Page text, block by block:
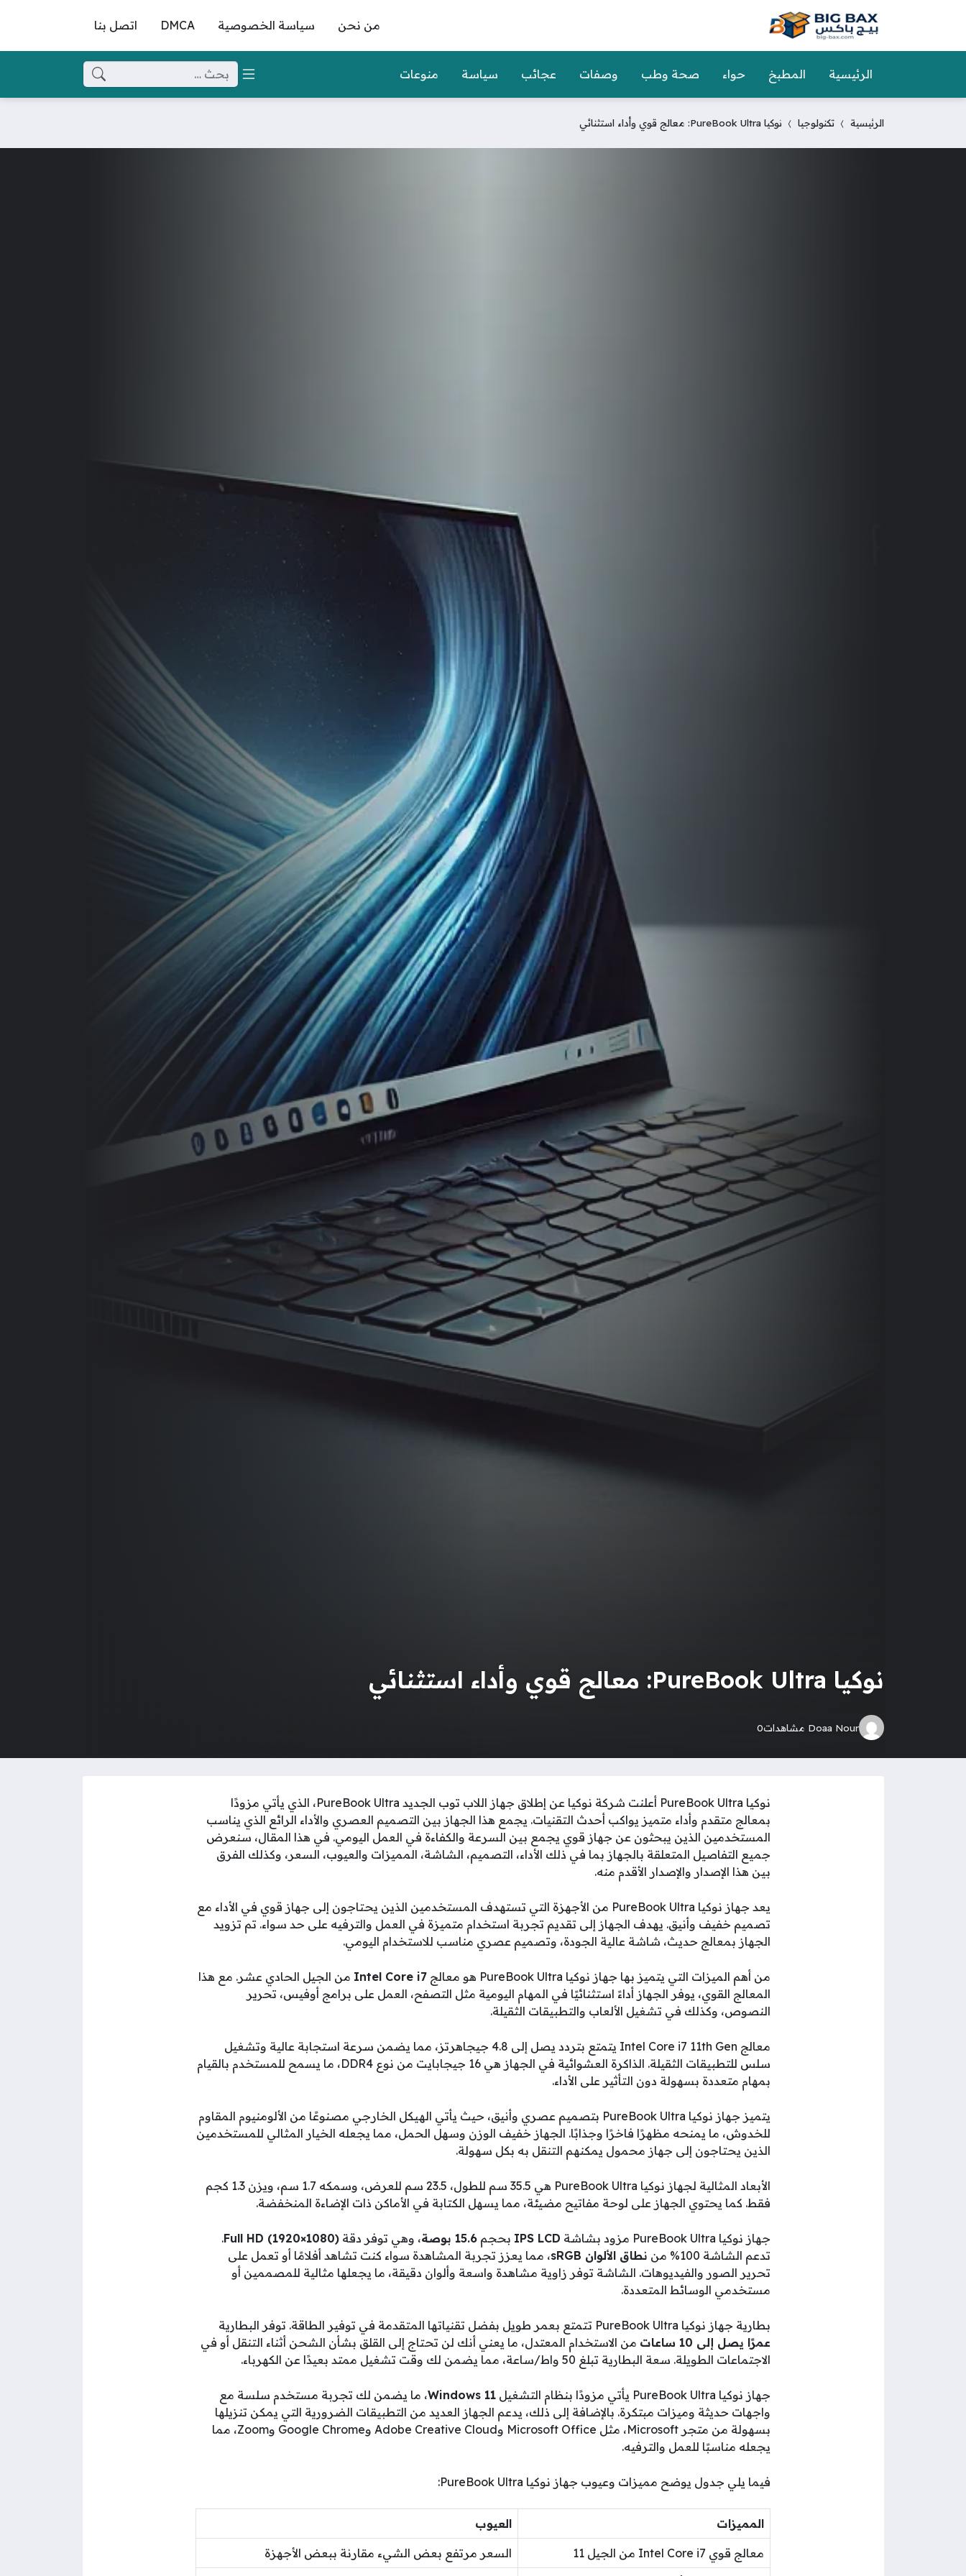
من نحن سياسة الخصوصية DMCA اتصل بنا
الرئيسية المطبخ حواء صحة وطب وصفات عجائب سياسة منوعات البحث عن:
الرئيسية تكنولوجيا نوكيا PureBook Ultra: معالج قوي وأداء استثنائي
نوكيا PureBook Ultra: معالج قوي وأداء استثنائي
Doaa Nour مشاهدات0
نوكيا PureBook Ultra أعلنت شركة نوكيا عن إطلاق جهاز اللاب توب الجديد PureBook Ultra، الذي يأتي مزودًا
بمعالج متقدم وأداء متميز يواكب أحدث التقنيات. يجمع هذا الجهاز بين التصميم العصري والأداء الرائع الذي يناسب
المستخدمين الذين يبحثون عن جهاز قوي يجمع بين السرعة والكفاءة في العمل اليومي. في هذا المقال، سنعرض
جميع التفاصيل المتعلقة بالجهاز بما في ذلك الأداء، التصميم، الشاشة، المميزات والعيوب، السعر، وكذلك الفرق
بين هذا الإصدار والإصدار الأقدم منه.
يعد جهاز نوكيا PureBook Ultra من الأجهزة التي تستهدف المستخدمين الذين يحتاجون إلى جهاز قوي في الأداء مع
تصميم خفيف وأنيق. يهدف الجهاز إلى تقديم تجربة استخدام متميزة في العمل والترفيه على حد سواء. تم تزويد
الجهاز بمعالج حديث، شاشة عالية الجودة، وتصميم عصري مناسب للاستخدام اليومي.
من أهم الميزات التي يتميز بها جهاز نوكيا PureBook Ultra هو معالج Intel Core i7 من الجيل الحادي عشر. مع هذا
المعالج القوي، يوفر الجهاز أداءً استثنائيًا في المهام اليومية مثل التصفح، العمل على برامج أوفيس، تحرير
النصوص، وكذلك في تشغيل الألعاب والتطبيقات الثقيلة.
معالج Intel Core i7 11th Gen يتمتع بتردد يصل إلى 4.8 جيجاهرتز، مما يضمن سرعة استجابة عالية وتشغيل
سلس للتطبيقات الثقيلة. الذاكرة العشوائية في الجهاز هي 16 جيجابايت من نوع DDR4، ما يسمح للمستخدم بالقيام
بمهام متعددة بسهولة دون التأثير على الأداء.
يتميز جهاز نوكيا PureBook Ultra بتصميم عصري وأنيق، حيث يأتي الهيكل الخارجي مصنوعًا من الألومنيوم المقاوم
للخدوش، ما يمنحه مظهرًا فاخرًا وجذابًا. الجهاز خفيف الوزن وسهل الحمل، مما يجعله الخيار المثالي للمستخدمين
الذين يحتاجون إلى جهاز محمول يمكنهم التنقل به بكل سهولة.
الأبعاد المثالية لجهاز نوكيا PureBook Ultra هي 35.5 سم للطول، 23.5 سم للعرض، وسمكه 1.7 سم، ويزن 1.3 كجم
فقط. كما يحتوي الجهاز على لوحة مفاتيح مضيئة، مما يسهل الكتابة في الأماكن ذات الإضاءة المنخفضة.
جهاز نوكيا PureBook Ultra مزود بشاشة IPS LCD بحجم 15.6 بوصة ، وهي توفر دقة Full HD (1920×1080)
.
تدعم الشاشة 100% من
نطاق الألوان sRGB
، مما يعزز تجربة المشاهدة سواء كنت تشاهد أفلامًا أو تعمل على
تحرير الصور والفيديوهات. الشاشة توفر زاوية مشاهدة واسعة وألوان دقيقة، ما يجعلها مثالية للمصممين أو
مستخدمي الوسائط المتعددة.
بطارية جهاز نوكيا PureBook Ultra تتمتع بعمر طويل بفضل تقنياتها المتقدمة في توفير الطاقة. توفر البطارية
عمرًا يصل إلى 10 ساعات
من الاستخدام المعتدل، ما يعني أنك لن تحتاج إلى القلق بشأن الشحن أثناء التنقل أو في
الاجتماعات الطويلة. سعة البطارية تبلغ 50 واط/ساعة، مما يضمن لك وقت تشغيل ممتد بعيدًا عن الكهرباء.
جهاز نوكيا PureBook Ultra يأتي مزودًا بنظام التشغيل Windows 11، ما يضمن لك تجربة مستخدم سلسة مع
واجهات حديثة وميزات مبتكرة. بالإضافة إلى ذلك، يدعم الجهاز العديد من التطبيقات الضرورية التي يمكن تنزيلها
بسهولة من متجر Microsoft، مثل Microsoft Office وAdobe Creative Cloud وGoogle Chrome وZoom، مما
يجعله مناسبًا للعمل والترفيه.
فيما يلي جدول يوضح مميزات وعيوب جهاز نوكيا PureBook Ultra:
المميزات العيوب
معالج قوي Intel Core i7 من الجيل 11 السعر مرتفع بعض الشيء مقارنة ببعض الأجهزة